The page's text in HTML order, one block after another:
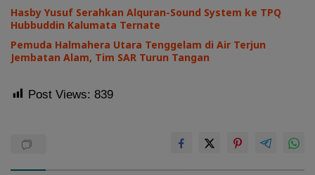
Hasby Yusuf Serahkan Alquran-Sound System ke TPQ
Hubbuddin Kalumata Ternate
Pemuda Halmahera Utara Tenggelam di Air Terjun
Jembatan Alam, Tim SAR Turun Tangan
Post Views: 839